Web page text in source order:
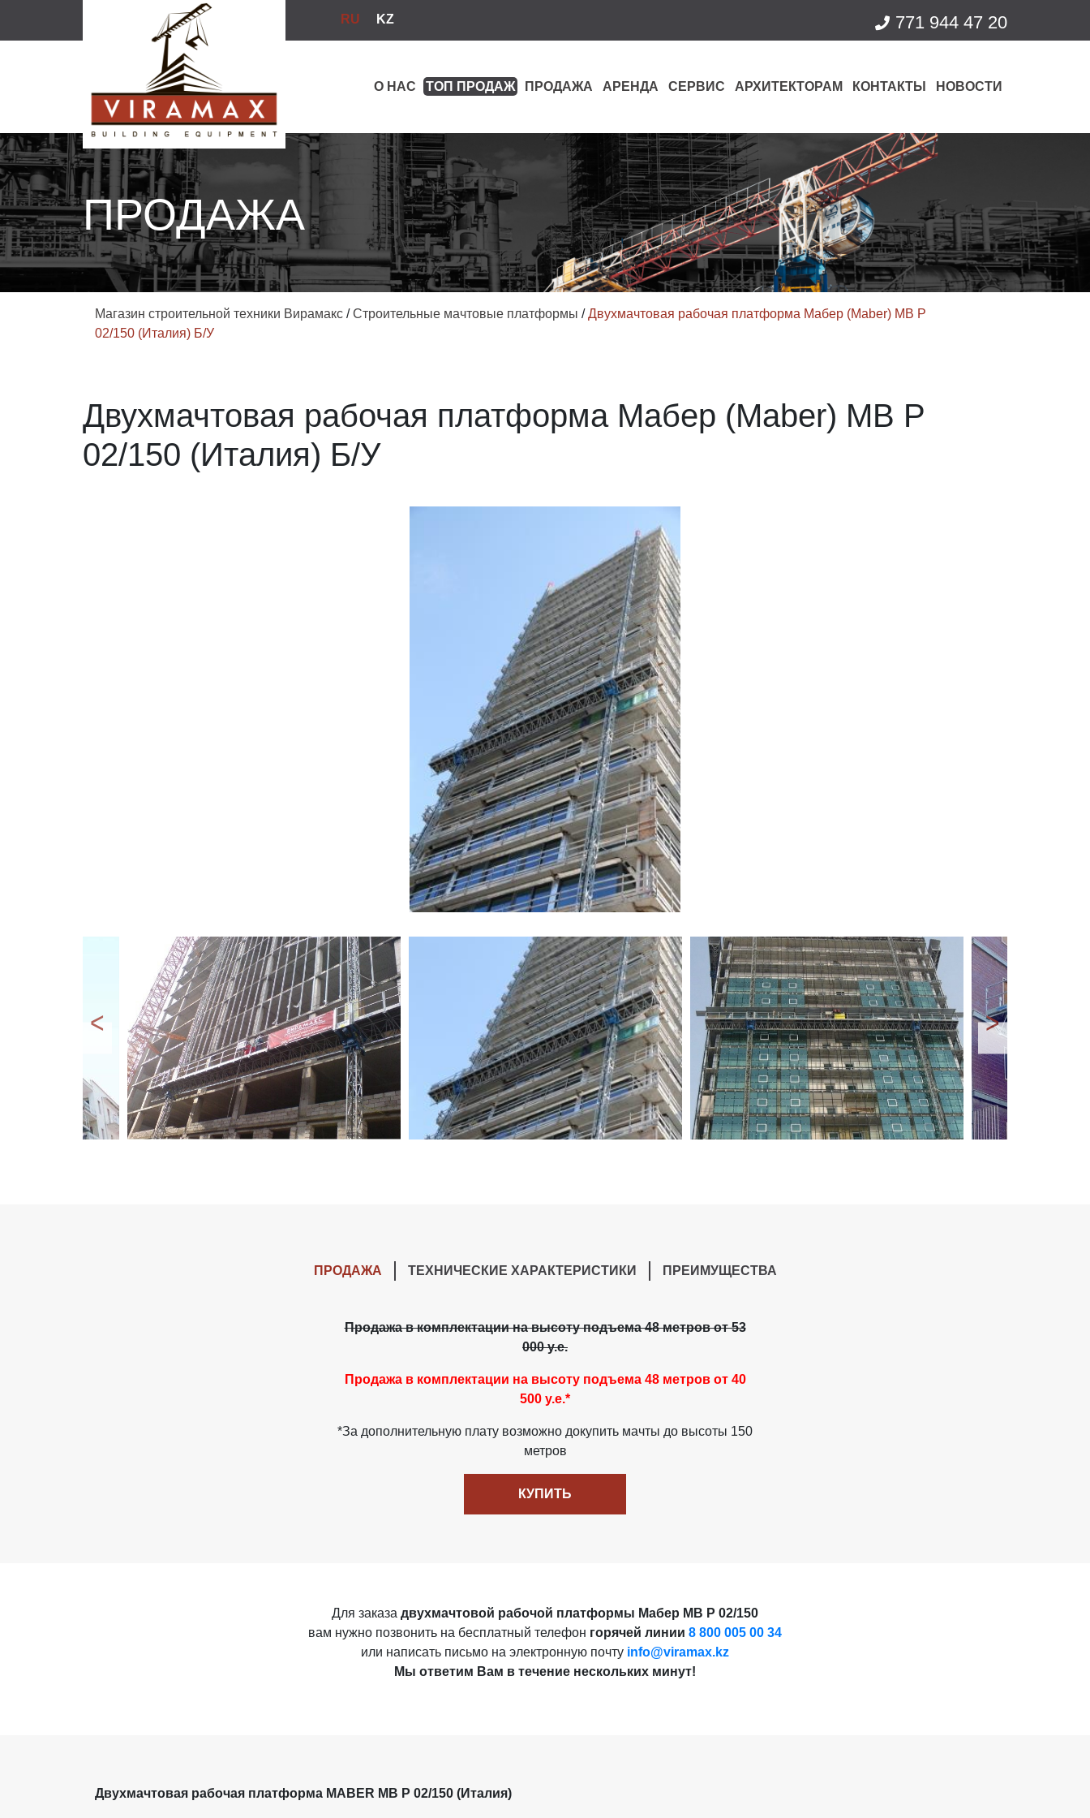
RU KZ 771 944 47 20
О НАС ТОП ПРОДАЖ ПРОДАЖА АРЕНДА СЕРВИС АРХИТЕКТОРАМ КОНТАКТЫ НОВОСТИ
ПРОДАЖА
Магазин строительной техники Вирамакс /Строительные мачтовые платформы /Двухмачтовая рабочая платформа Мабер (Maber) MB P
02/150 (Италия) Б/У
Двухмачтовая рабочая платформа Мабер (Maber) MB P
02/150 (Италия) Б/У
ПРОДАЖА ТЕХНИЧЕСКИЕ ХАРАКТЕРИСТИКИ ПРЕИМУЩЕСТВА
Продажа в комплектации на высоту подъема 48 метров от 53
000 у.е.
Продажа в комплектации на высоту подъема 48 метров от 40
500 у.е.*
*За дополнительную плату возможно докупить мачты до высоты 150
метров
КУПИТЬ
Для заказа двухмачтовой рабочой платформы Мабер MB P 02/150
вам нужно позвонить на бесплатный телефон горячей линии 8 800 005 00 34
или написать письмо на электронную почту info@viramax.kz
Мы ответим Вам в течение нескольких минут!
Двухмачтовая рабочая платформа MABER MB P 02/150 (Италия)